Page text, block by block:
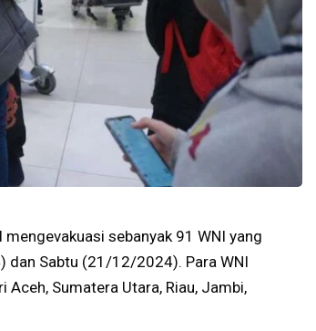
sebanyak 91 WNI yang
Sabtu (21/12/2024). Para WNI
Sumatera Utara, Riau, Jambi,